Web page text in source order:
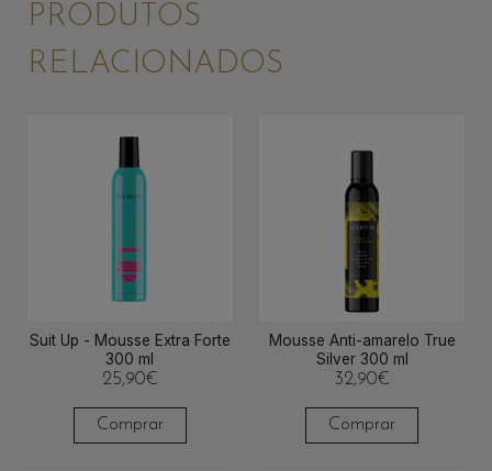
PRODUTOS
RELACIONADOS
Suit Up - Mousse Extra Forte
300 ml
25,90€
Comprar
Mousse Anti-amarelo True
Silver 300 ml
32,90€
Comprar